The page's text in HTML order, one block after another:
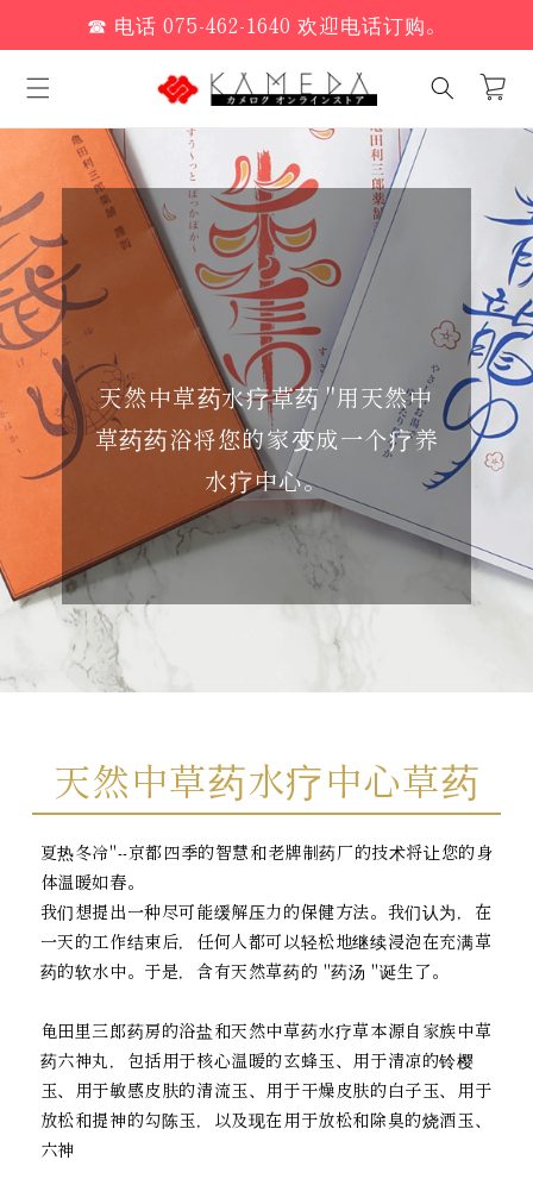
跳至内☎ 电话 075-462-1640 欢迎电话订购。
手
推
天然中草药水疗草药 "用天然中
草药药浴将您的家变成一个疗养
水疗中心。
天然中草药水疗中心草药
夏热冬冷"--京都四季的智慧和老牌制药厂的技术将让您的身
体温暖如春。
我们想提出一种尽可能缓解压力的保健方法。我们认为，在
一天的工作结束后，任何人都可以轻松地继续浸泡在充满草
药的软水中。于是，含有天然草药的 "药汤 "诞生了。
龟田里三郎药房的浴盐和天然中草药水疗草本源自家族中草
药六神丸，包括用于核心温暖的玄蜂玉、用于清凉的铃樱
玉、用于敏感皮肤的清流玉、用于干燥皮肤的白子玉、用于
放松和提神的勾陈玉，以及现在用于放松和除臭的烧酒玉、
六神